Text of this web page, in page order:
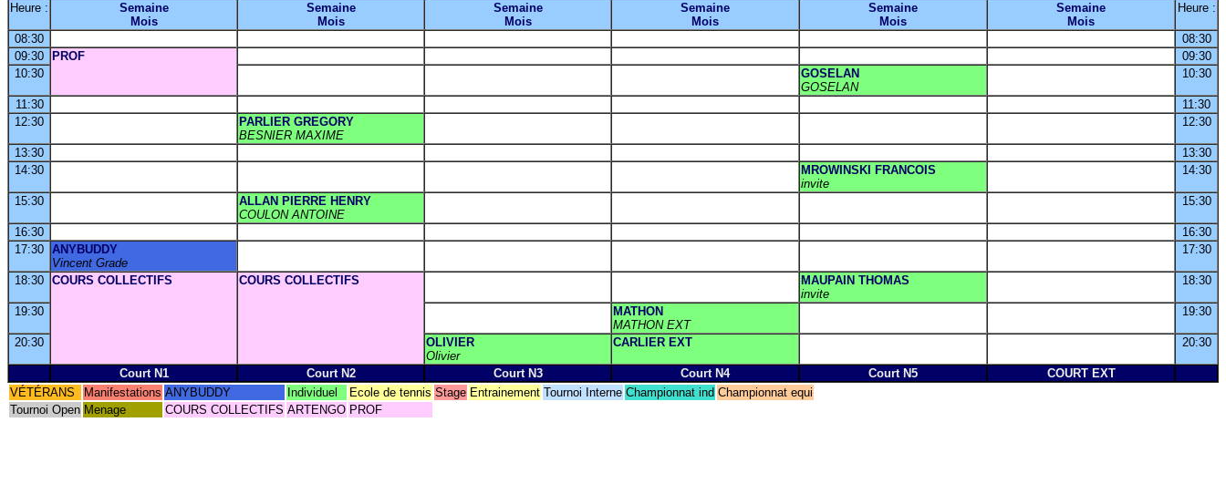
Heure :
Semaine
Mois
Semaine
Mois
Semaine
Mois
Semaine
Mois
Semaine
Mois
Semaine
Mois
Heure :
08:30
08:30
09:30
PROF
09:30
10:30
GOSELAN
GOSELAN
10:30
11:30
11:30
12:30
PARLIER GREGORY
BESNIER MAXIME
12:30
13:30
13:30
14:30
MROWINSKI FRANCOIS
invite
14:30
15:30
ALLAN PIERRE HENRY
COULON ANTOINE
15:30
16:30
16:30
17:30 ANYBUDDY
Vincent Grade
17:30
18:30 COURS COLLECTIFS COURS COLLECTIFS
MAUPAIN THOMAS
invite
18:30
19:30
MATHON
MATHON EXT
19:30
20:30
OLIVIER
Olivier
CARLIER EXT 20:30
Court N1 Court N2 Court N3 Court N4 Court N5
COURT EXT
VÉTÉRANS
Manifestations ANYBUDDY Individuel Ecole de tennis Stage Entrainement Tournoi Interne Championnat ind Championnat equi
Tournoi Open Menage COURS COLLECTIFS ARTENGO PROF